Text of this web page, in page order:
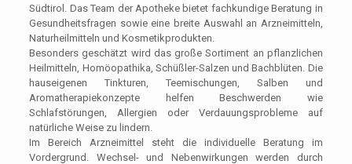
Südtirol. Das Team der Apotheke bietet fachkundige Beratung in
Gesundheitsfragen sowie eine breite Auswahl an Arzneimitteln,
Naturheilmitteln und Kosmetikprodukten.
Besonders geschätzt wird das große Sortiment an pflanzlichen
Heilmitteln, Homöopathika, Schüßler-Salzen und Bachblüten. Die
hauseigenen Tinkturen, Teemischungen, Salben und
Aromatherapiekonzepte helfen Beschwerden wie
Schlafstörungen, Allergien oder Verdauungsprobleme auf
natürliche Weise zu lindern.
Im Bereich Arzneimittel steht die individuelle Beratung im
Vordergrund. Wechsel- und Nebenwirkungen werden durch